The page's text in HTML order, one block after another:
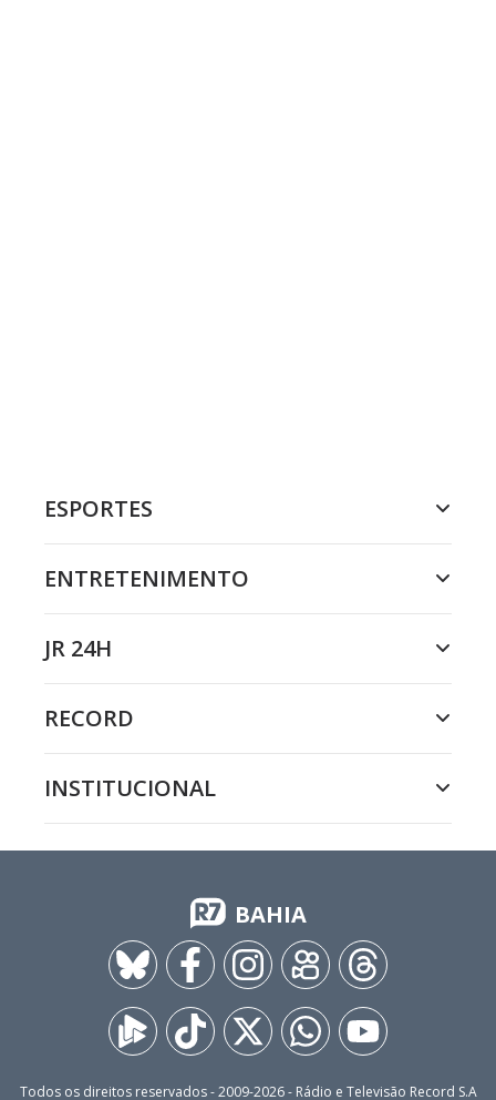
ESPORTES
ENTRETENIMENTO
JR 24H
RECORD
INSTITUCIONAL
BAHIA
Todos os direitos reservados - 2009-2026- Rádio e Televisão Record S.A